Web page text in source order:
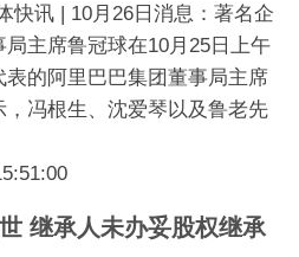
快讯 | 10月26日消息：著名企
主席鲁冠球在10月25日上午
的阿里巴巴集团董事局主席
冯根生、沈爱琴以及鲁老先
继承人未办妥股权继承